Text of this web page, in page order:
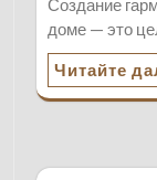
Создание
доме — это
Читайте